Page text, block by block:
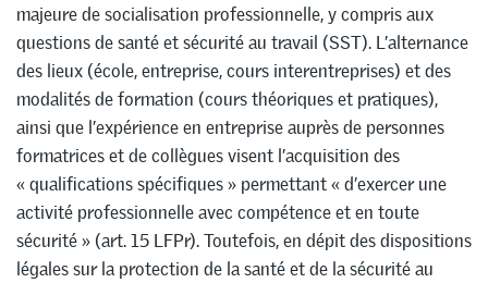
majeure de socialisation professionnelle, y compris aux
questions de santé et sécurité au travail (SST). L’alternance
des lieux (école, entreprise, cours interentreprises) et des
modalités de formation (cours théoriques et pratiques),
ainsi que l’expérience en entreprise auprès de personnes
formatrices et de collègues visent l’acquisition des
« qualifications spécifiques » permettant « d’exercer une
activité professionnelle avec compétence et en toute
sécurité » (art. 15 LFPr). Toutefois, en dépit des dispositions
légales sur la protection de la santé et de la sécurité au